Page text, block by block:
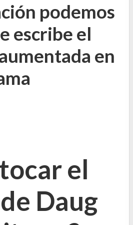
podemos
escribe el
en
el
Daug